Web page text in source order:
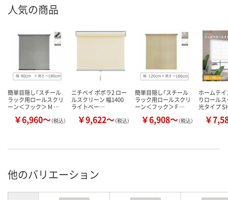
人気の商品
簡単目隠し「スチール
ラック用ロールスクリ
ーン＜フック＞ M …
￥6,960～（税込）
ニチベイ ポポラ2 ロー
ルスクリーン 幅1400
ライトベー…
￥9,622～（税込）
簡単目隠し「スチール
ラック用ロールスクリ
ーン＜フック＞ F …
￥6,908～（税込）
ホームテ
りロール
光タイプ
￥
他のバリエーション